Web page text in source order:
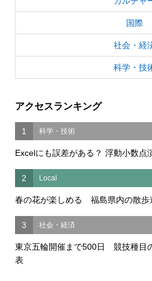
国際
社会・経
科学・技
アクセスランキング
1 科学・技術
Excelにも誤差がある？ 浮動小数点
2 Local
春の花が楽しめる 福島県内の散歩
3 社会・経済
東京五輪開催まで500日 競技種目
表